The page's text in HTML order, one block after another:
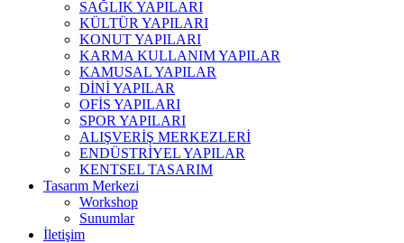
SAĞLIK YAPILARI
KÜLTÜR YAPILARI
KONUT YAPILARI
KARMA KULLANIM YAPILAR
KAMUSAL YAPILAR
DİNİ YAPILAR
OFİS YAPILARI
SPOR YAPILARI
ALIŞVERİŞ MERKEZLERİ
ENDÜSTRİYEL YAPILAR
KENTSEL TASARIM
Tasarım Merkezi
Workshop
Sunumlar
İletişim